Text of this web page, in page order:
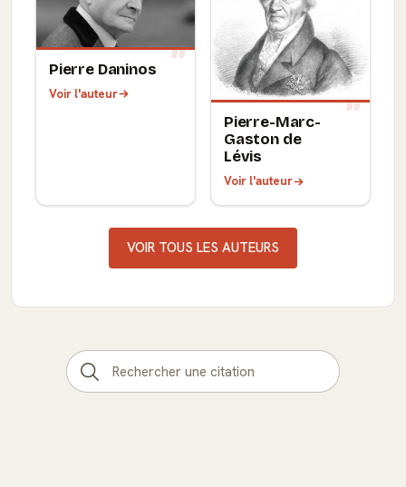
Pierre Daninos
Voir l'auteur
Pierre-Marc-
Gaston de
Lévis
Voir l'auteur
VOIR TOUS LES AUTEURS